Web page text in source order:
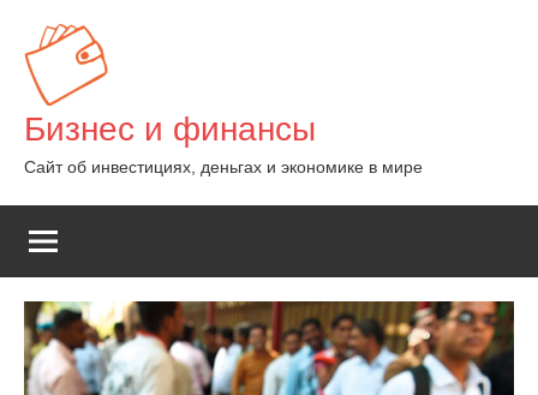
содержимому
Бизнес и финансы
Сайт об инвестициях, деньгах и экономике в мире